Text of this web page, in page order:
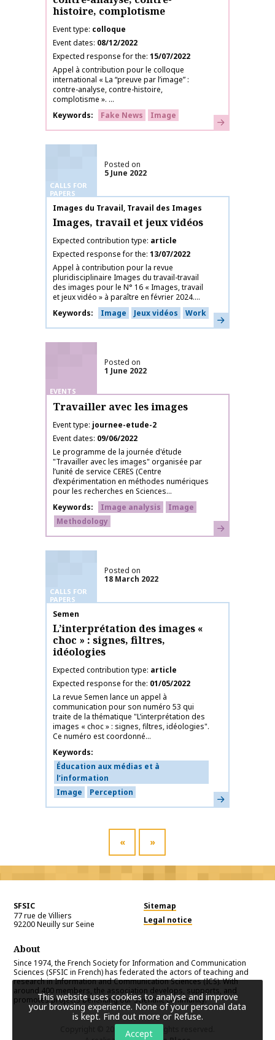
histoire, complotisme
Event type colloque
Event dates 08/12/2022
Expected response for the 15/07/2022
Appel à contribution pour le colloque
international « La “preuve par l’image” :
contre-analyse, contre-histoire,
complotisme ». ...
Keywords
Fake News Image Learn more
CALLS FOR
PAPERS
Posted on
5 June 2022
Publication name
Images du Travail, Travail des Images
Images, travail et jeux vidéos
Expected contribution type article
Expected response for the 13/07/2022
Appel à contribution pour la revue
pluridisciplinaire Images du travail-travail
des images pour le N° 16 « Images, travail
et jeux vidéo » à paraître en février 2024....
Keywords
Image Jeux vidéos Work Learn more
EVENTS
Posted on
1 June 2022
Travailler avec les images
Event type journee-etude-2
Event dates 09/06/2022
Le programme de la journée d'étude
"Travailler avec les images" organisée par
l’unité de service CERES (Centre
d’expérimentation en méthodes numériques
pour les recherches en Sciences...
Keywords
Image analysis
Image
Methodology
Learn more
CALLS FOR
PAPERS
Posted on
18 March 2022
Publication name
Semen
L’interprétation des images «
choc » : signes, filtres,
idéologies
Expected contribution type article
Expected response for the 01/05/2022
La revue Semen lance un appel à
communication pour son numéro 53 qui
traite de la thématique "L’interprétation des
images « choc » : signes, filtres, idéologies".
Ce numéro est coordonné...
Keywords
Éducation aux médias et à
l’information
Image
Perception Learn more
« »
SFSIC
77 rue de Villiers
92200Neuilly sur Seine
Sitemap
Legal notice
About
Since 1974, the French Society for Information and Communication
Sciences (SFSIC in French) has federated the actors of teaching and
research in Information and Communication Sciences (ICS). With
around 400 members, the association develops, supports, and
promotes projects benefiting our scientific community.
SFSIC
. All rights reserved.
This website uses cookies to analyse and improve
your browsing experience. None of your personal data
is kept. Find out more or Refuse.
Accept